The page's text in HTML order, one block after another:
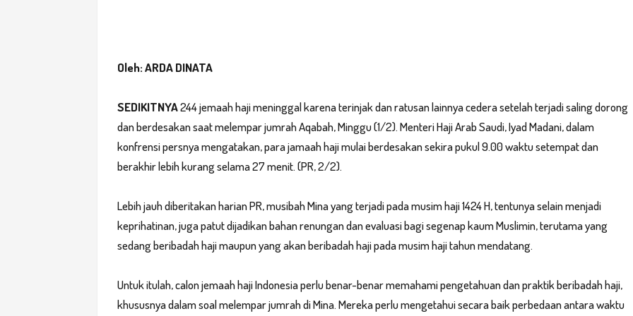
Oleh: ARDA DINATA
SEDIKITNYA244 jemaah haji meninggal karena terinjak dan ratusan lainnya cedera setelah terjadi saling dorong
dan berdesakan saat melempar jumrah Aqabah, Minggu (1/2). Menteri Haji Arab Saudi, Iyad Madani, dalam
konfrensi persnya mengatakan, para jamaah haji mulai berdesakan sekira pukul 9.00 waktu setempat dan
berakhir lebih kurang selama 27 menit. (PR, 2/2).
Lebih jauh diberitakan harian PR, musibah Mina yang terjadi pada musim haji 1424 H, tentunya selain menjadi
keprihatinan, juga patut dijadikan bahan renungan dan evaluasi bagi segenap kaum Muslimin, terutama yang
sedang beribadah haji maupun yang akan beribadah haji pada musim haji tahun mendatang.
Untuk itulah, calon jemaah haji Indonesia perlu benar-benar memahami pengetahuan dan praktik beribadah haji,
khususnya dalam soal melempar jumrah di Mina. Mereka perlu mengetahui secara baik perbedaan antara waktu